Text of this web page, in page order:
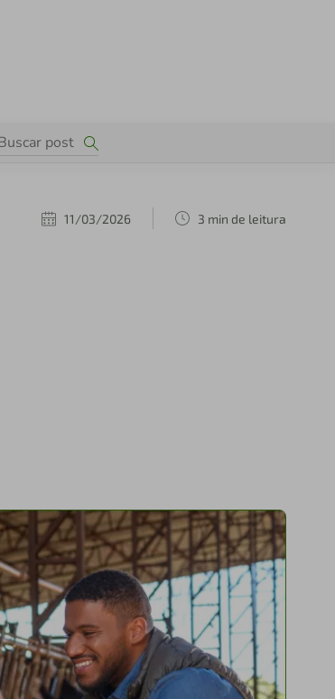
11/03/2026 3 min de leitura